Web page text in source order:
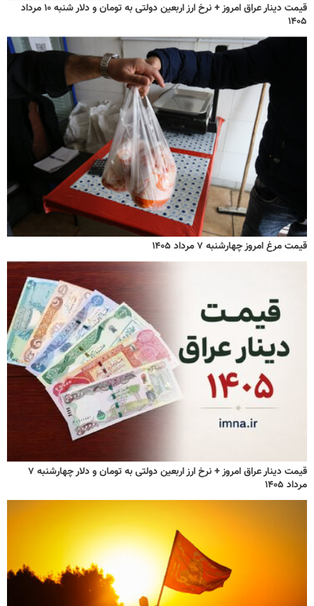
قیمت دینار عراق امروز + نرخ ارز اربعین دولتی به تومان و دلار شنبه ۱۰ مرداد
۱۴۰۵
قیمت مرغ امروز چهارشنبه ۷ مرداد ۱۴۰۵
قیمت دینار عراق امروز + نرخ ارز اربعین دولتی به تومان و دلار چهارشنبه ۷
مرداد ۱۴۰۵